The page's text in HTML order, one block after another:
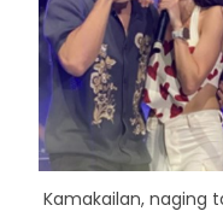
Kamakailan, naging